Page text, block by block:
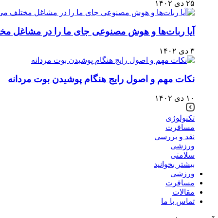
۲۵ دی ۱۴۰۲
آیا ربات‌ها و هوش مصنوعی جای ما را در مشاغل
۳ دی ۱۴۰۲
نکات مهم و اصول رایج هنگام پوشیدن بوت مردانه
۱۰ دی ۱۴۰۲
تکنولوژی
مسافرت
نقد و بررسی
ورزشی
سلامتی
بیشتر بخوانید
ورزشی
مسافرت
مقالات
تماس با ما